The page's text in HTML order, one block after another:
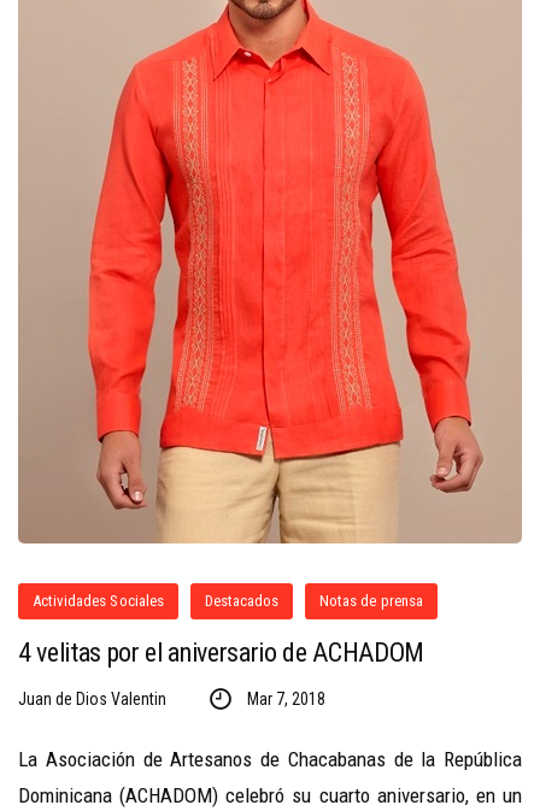
Actividades Sociales Destacados Notas de prensa
4 velitas por el aniversario de ACHADOM
Juan de Dios Valentin Mar 7, 2018
La Asociación de Artesanos de Chacabanas de la República
Dominicana (ACHADOM) celebró su cuarto aniversario, en un